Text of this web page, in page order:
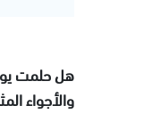
هل حلمت
والأجواء